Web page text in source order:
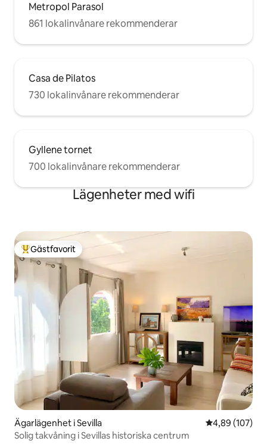
Metropol Parasol
861 lokalinvånare rekommenderar
Casa de Pilatos
730 lokalinvånare rekommenderar
Gyllene tornet
700 lokalinvånare rekommenderar
Lägenheter med wifi
Populär gästfavorit
Gästfavorit
Ägarlägenhet i Sevilla 4,89 av 5 i
4,89 (107)
Solig takvåning i Sevillas historiska centrum